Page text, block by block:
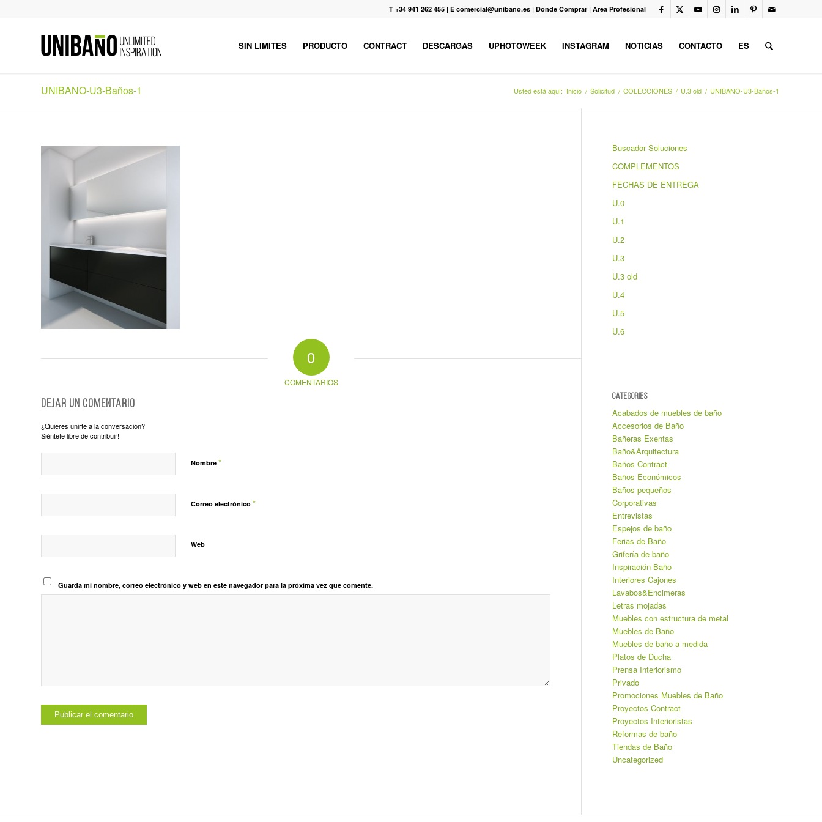
T +34 941 262 455 | E comercial@unibano.es | Donde Comprar | Area Profesional
SIN LIMITES PRODUCTO CONTRACT DESCARGAS UPHOTOWEEK INSTAGRAM NOTICIAS CONTACTO ES
UNIBANO-U3-Baños-1 Usted está aquí: Inicio / Solicitud / COLECCIONES / U.3 old / UNIBANO-U3-Baños-1
0
COMENTARIOS
Dejar un comentario
¿Quieres unirte a la conversación?
Siéntete libre de contribuir!
Nombre *
Correo electrónico *
Web
Guarda mi nombre, correo electrónico y web en este navegador para la próxima vez que comente.
Buscador Soluciones
COMPLEMENTOS
FECHAS DE ENTREGA
U.0
U.1
U.2
U.3
U.3 old
U.4
U.5
U.6
CATEGORIES
Acabados de muebles de baño
Accesorios de Baño
Bañeras Exentas
Baño&Arquitectura
Baños Contract
Baños Económicos
Baños pequeños
Corporativas
Entrevistas
Espejos de baño
Ferias de Baño
Grifería de baño
Inspiración Baño
Interiores Cajones
Lavabos&Encimeras
Letras mojadas
Muebles con estructura de metal
Muebles de Baño
Muebles de baño a medida
Platos de Ducha
Prensa Interiorismo
Privado
Promociones Muebles de Baño
Proyectos Contract
Proyectos Interioristas
Reformas de baño
Tiendas de Baño
Uncategorized